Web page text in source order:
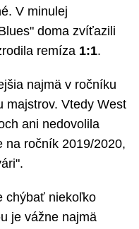
V minulej
doma zvíťazili
remíza 1:1.
najmä v ročníku
majstrov. Vtedy West
ani nedovolila
na ročník 2019/2020,
chýbať niekoľko
je vážne najmä